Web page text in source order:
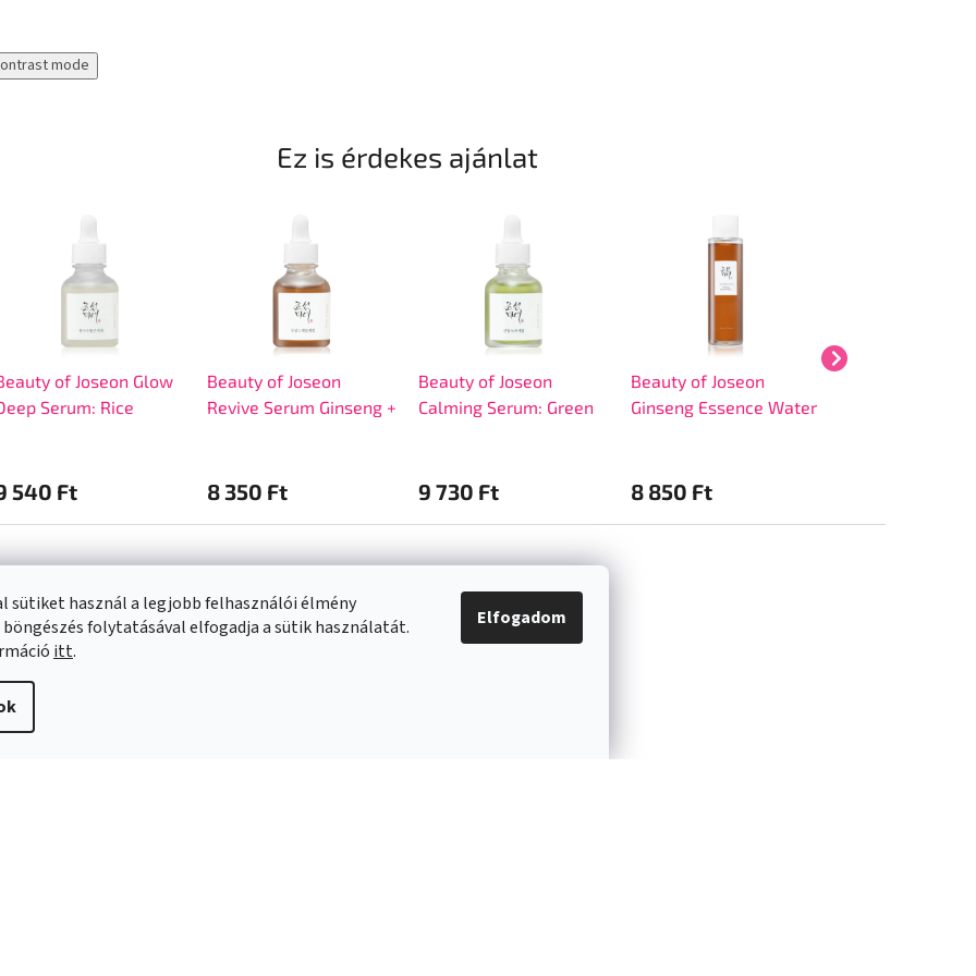
sütiket használ a legjobb felhasználói élmény
böngészés folytatásával elfogadja a sütik használatát.
itt.
Elfogadom
mode
Ez is érdekes ajánlat
of Joseon Glow
Serum: Rice
540 Ft
Beauty of Joseon
Revive Serum Ginseng +
8 350 Ft
Beauty of Joseon
Calming Serum: Green
9 730 Ft
Beauty of Joseon
Ginseng Essence Water
8 850 Ft
vásárlásról